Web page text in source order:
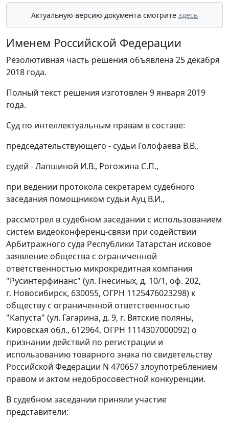
Актуальную версию документа смотрите здесь
Именем Российской Федерации
Резолютивная часть решения объявлена 25 декабря
2018 года.
Полный текст решения изготовлен 9 января 2019
года.
Суд по интеллектуальным правам в составе:
председательствующего - судьи Голофаева В.В.,
судей - Лапшиной И.В., Рогожина С.П.,
при ведении протокола секретарем судебного
заседания помощником судьи Ауц В.И.,
рассмотрел в судебном заседании с использованием
систем видеоконференц-связи при содействии
Арбитражного суда Республики Татарстан исковое
заявление общества с ограниченной
ответственностью микрокредитная компания
"Русинтерфинанс" (ул. Гнесиных, д. 10/1, оф. 202,
г. Новосибирск, 630055, ОГРН 1125476023298) к
обществу с ограниченной ответственностью
"Капуста" (ул. Гагарина, д. 9, г. Вятские поляны,
Кировская обл., 612964, ОГРН 1114307000092) о
признании действий по регистрации и
использованию товарного знака по свидетельству
Российской Федерации N 470657 злоупотреблением
правом и актом недобросовестной конкуренции.
В судебном заседании приняли участие
представители: